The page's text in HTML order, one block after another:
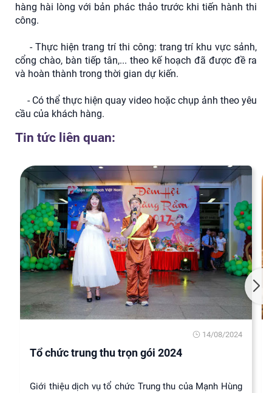
hàng hài lòng với bản phác thảo trước khi tiến hành thi
công.
- Thực hiện trang trí thi công: trang trí khu vực sảnh,
cổng chào, bàn tiếp tân,... theo kế hoạch đã được đề ra
và hoàn thành trong thời gian dự kiến.
- Có thể thực hiện quay video hoặc chụp ảnh theo yêu
cầu của khách hàng.
Tin tức liên quan:
14/08/2024
Tổ chức trung thu trọn gói 2024
Giới thiệu dịch vụ tổ chức Trung thu của Mạnh Hùng